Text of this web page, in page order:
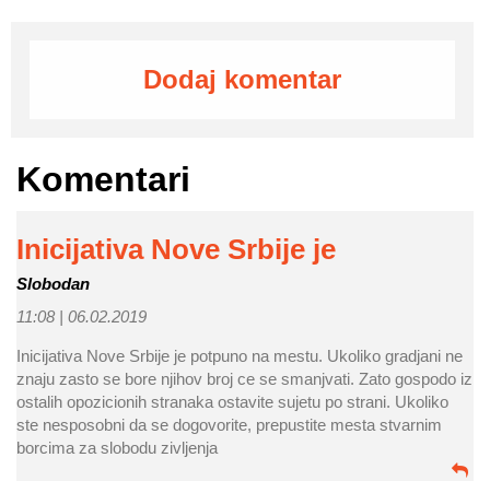
Dodaj komentar
Komentari
Inicijativa Nove Srbije je
Slobodan
11:08 | 06.02.2019
Inicijativa Nove Srbije je potpuno na mestu. Ukoliko gradjani ne
znaju zasto se bore njihov broj ce se smanjvati. Zato gospodo iz
ostalih opozicionih stranaka ostavite sujetu po strani. Ukoliko
ste nesposobni da se dogovorite, prepustite mesta stvarnim
borcima za slobodu zivljenja